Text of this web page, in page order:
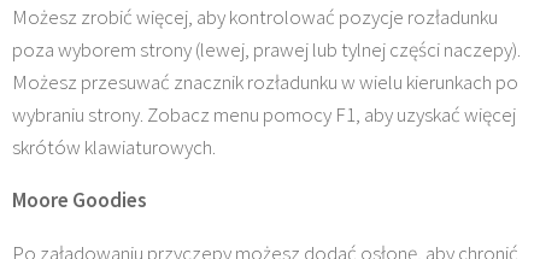
Możesz zrobić więcej, aby kontrolować pozycje rozładunku
poza wyborem strony (lewej, prawej lub tylnej części naczepy).
Możesz przesuwać znacznik rozładunku w wielu kierunkach po
wybraniu strony. Zobacz menu pomocy F1, aby uzyskać więcej
skrótów klawiaturowych.
Moore Goodies
Po załadowaniu przyczepy możesz dodać osłonę, aby chronić